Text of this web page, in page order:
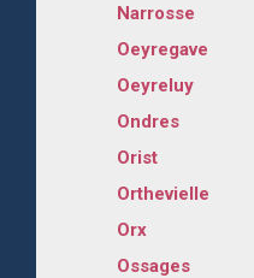
Narrosse
Oeyregave
Oeyreluy
Ondres
Orist
Orthevielle
Orx
Ossages